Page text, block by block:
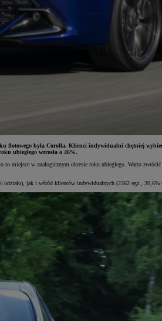
flotowego była Corolla. Klienci indywidualni chętniej
ubiegłego wzrosła o 46%.
w analogicznym okresie roku ubiegłego. Warto
udziału), jak i wśród klientów indywidualnych (2362 egz., 20,6%